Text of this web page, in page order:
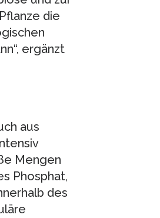
die
ergänzt
aus
Mengen
Phosphat,
des